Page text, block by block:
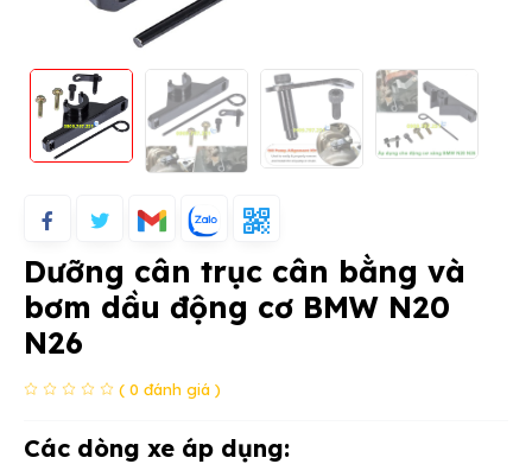
Dưỡng cân trục cân bằng và
bơm dầu động cơ BMW N20
N26
( 0 đánh giá )
Các dòng xe áp dụng: